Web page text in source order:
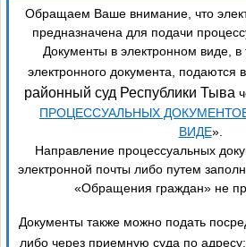
Обращаем Ваше внимание, что
предназначена для подачи
Документы в электронном виде,
электронного документа, подаются в
районный суд Республики Тыва
ПРОЦЕССУАЛЬНЫХ
ВИДЕ».
Направление процессуальных
электронной почты либо путем
«Обращения граждан» не
Документы также можно подать
либо через приемную суда по адресу: